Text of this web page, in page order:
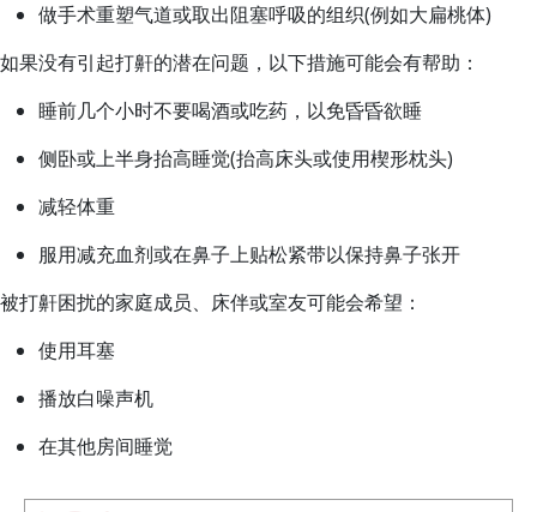
做手术重塑气道或取出阻塞呼吸的组织(例如大扁桃体)
如果没有引起打鼾的潜在问题，以下措施可能会有帮助：
睡前几个小时不要喝酒或吃药，以免昏昏欲睡
侧卧或上半身抬高睡觉(抬高床头或使用楔形枕头)
减轻体重
服用减充血剂或在鼻子上贴松紧带以保持鼻子张开
被打鼾困扰的家庭成员、床伴或室友可能会希望：
使用耳塞
播放白噪声机
在其他房间睡觉